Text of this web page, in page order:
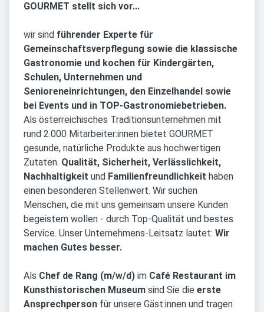
GOURMET stellt sich vor...
wir sind führender Experte für
Gemeinschaftsverpflegung sowie die klassische
Gastronomie und kochen für Kindergärten,
Schulen, Unternehmen und
Senioreneinrichtungen, den Einzelhandel sowie
bei Events und in TOP-Gastronomiebetrieben.
Als österreichisches Traditionsunternehmen mit
rund 2.000 Mitarbeiter:innen bietet GOURMET
gesunde, natürliche Produkte aus hochwertigen
Zutaten. Qualität, Sicherheit, Verlässlichkeit,
Nachhaltigkeit und Familienfreundlichkeit haben
einen besonderen Stellenwert. Wir suchen
Menschen, die mit uns gemeinsam unsere Kunden
begeistern wollen - durch Top-Qualität und bestes
Service. Unser Unternehmens-Leitsatz lautet: Wir
machen Gutes besser.
Als Chef de Rang (m/w/d) im Café Restaurant im
Kunsthistorischen Museum sind Sie die erste
Ansprechperson für unsere Gäst:innen und tragen